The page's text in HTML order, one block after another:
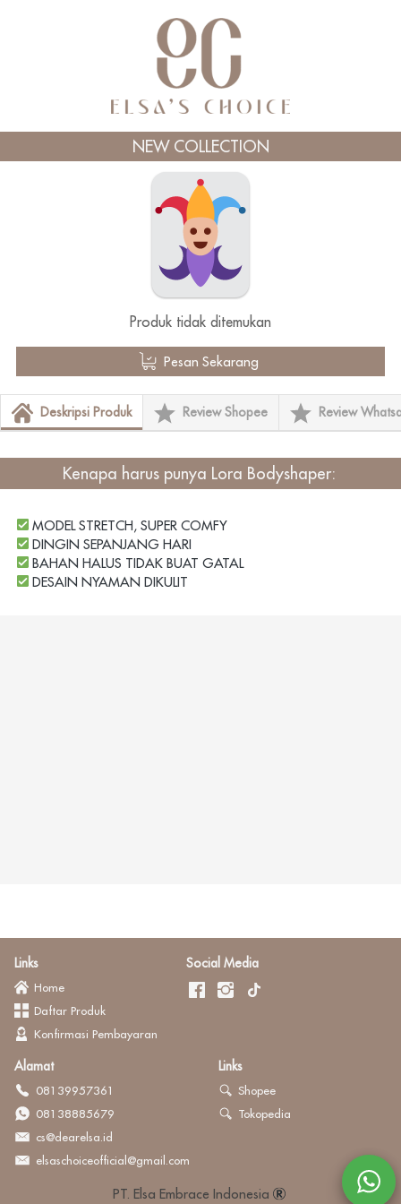
NEW COLLECTION
Produk tidak ditemukan
` Pesan Sekarang
Deskripsi Produk Review Shopee Review
Kenapa harus punya Lora Bodyshaper:
MODEL STRETCH, SUPER COMFY
DINGIN SEPANJANG HARI
BAHAN HALUS TIDAK BUAT GATAL
DESAIN NYAMAN DIKULIT
Links
Home
Daftar Produk
Konfirmasi Pembayaran
Social Media
Alamat
08139957361
08138885679
cs@dearelsa.id
elsaschoiceofficial@gmail.com
Links
Shopee
Tokopedia
PT. Elsa Embrace Indonesia